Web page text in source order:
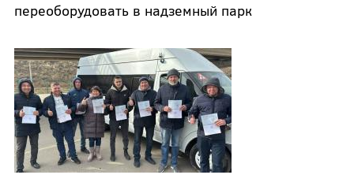
переоборудовать в надземный парк